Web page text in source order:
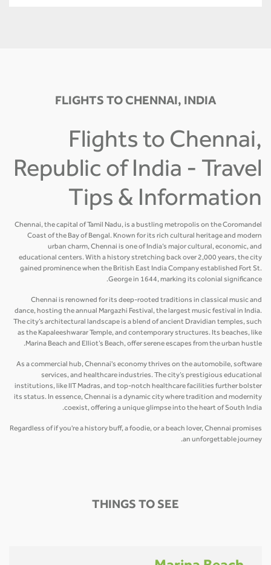
FLIGHTS TO CHENNAI, INDIA
Flights to Chennai,
Republic of India - Travel
Tips & Information
Chennai, the capital of Tamil Nadu, is a bustling metropolis on the Coromandel
Coast of the Bay of Bengal. Known for its rich cultural heritage and modern
urban charm, Chennai is one of India’s major cultural, economic, and
educational centers. With a history stretching back over 2,000 years, the city
gained prominence when the British East India Company established Fort St.
George in 1644, marking its colonial significance.
Chennai is renowned for its deep-rooted traditions in classical music and
dance, hosting the annual Margazhi Festival, the largest music festival in India.
The city’s architectural landscape is a blend of ancient Dravidian temples, such
as the Kapaleeshwarar Temple, and contemporary structures. Its beaches, like
Marina Beach and Elliot’s Beach, offer serene escapes from the urban hustle.
As a commercial hub, Chennai's economy thrives on the automobile, software
services, and healthcare industries. The city’s prestigious educational
institutions, like IIT Madras, and top-notch healthcare facilities further bolster
its status. In essence, Chennai is a dynamic city where tradition and modernity
coexist, offering a unique glimpse into the heart of South India.
Regardless of if you're a history buff, a foodie, or a beach lover, Chennai promises
an unforgettable journey.
THINGS TO SEE